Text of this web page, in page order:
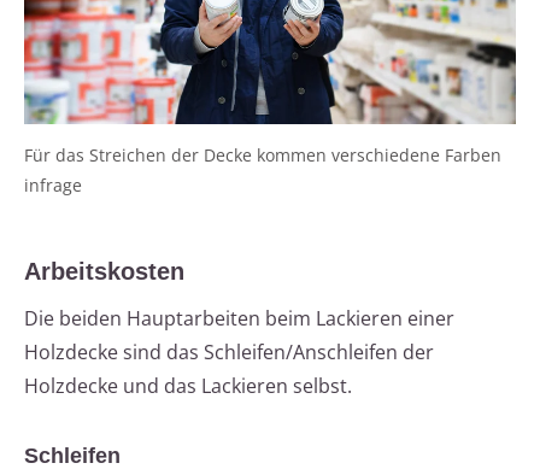
Für das Streichen der Decke kommen verschiedene Farben
infrage
Arbeitskosten
Die beiden Hauptarbeiten beim Lackieren einer
Holzdecke sind das Schleifen/Anschleifen der
Holzdecke und das Lackieren selbst.
Schleifen